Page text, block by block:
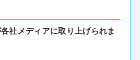
社メディアに取り上げられま